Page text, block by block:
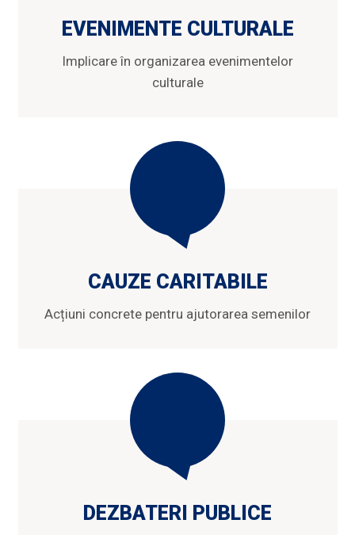
EVENIMENTE CULTURALE
Implicare în organizarea evenimentelor
culturale
CAUZE CARITABILE
Acțiuni concrete pentru ajutorarea semenilor
DEZBATERI PUBLICE